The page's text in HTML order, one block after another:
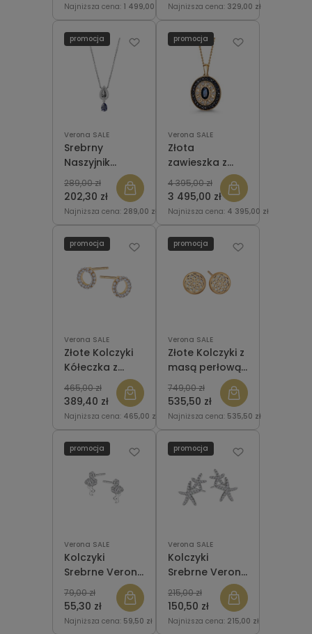
Najniższa cena: 1 499,00 zł Najniższa cena: 329,00 zł
Verona SALE
Srebrny
Naszyjnik
Verona
NG53082 z
cyrkoniami
202,30 zł
289,00 zł
Najniższa cena: 289,00 zł
promocja
Verona SALE
Złota
zawieszka z
diamentami i
szafirami
Verona 14271S
3 495,00 zł
4 395,00 zł
Najniższa cena: 4 395,00 zł
promocja
Verona SALE
Złote Kolczyki
Kółeczka z
cyrkoniami
Verona FB18763
389,40 zł
465,00 zł
Najniższa cena: 465,00 zł
promocja
Verona SALE
Złote Kolczyki z
masą perłową
Verona
FW19241
535,50 zł
749,00 zł
Najniższa cena: 535,50 zł
promocja
Verona SALE
Kolczyki
Srebrne Verona
Flaming
KW51006
55,30 zł
79,00 zł
Najniższa cena: 59,50 zł
promocja
Verona SALE
Kolczyki
Srebrne Verona
Rozgwiazda
KW50798
150,50 zł
215,00 zł
Najniższa cena: 215,00 zł
promocja